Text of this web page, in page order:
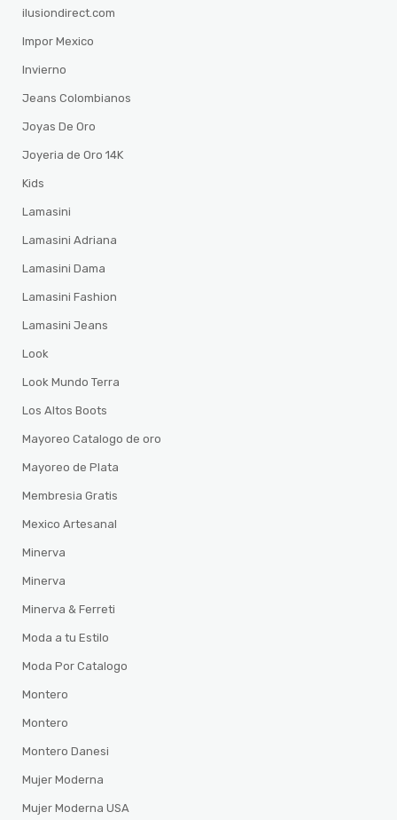
ilusiondirect.com
Impor Mexico
Invierno
Jeans Colombianos
Joyas De Oro
Joyeria de Oro 14K
Kids
Lamasini
Lamasini Adriana
Lamasini Dama
Lamasini Fashion
Lamasini Jeans
Look
Look Mundo Terra
Los Altos Boots
Mayoreo Catalogo de oro
Mayoreo de Plata
Membresia Gratis
Mexico Artesanal
Minerva
Minerva
Minerva & Ferreti
Moda a tu Estilo
Moda Por Catalogo
Montero
Montero
Montero Danesi
Mujer Moderna
Mujer Moderna USA